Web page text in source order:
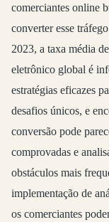
comerciantes online
converter esse
2023, a taxa média
eletrônico global é
estratégias eficazes
desafios únicos, e
conversão pode
comprovadas e
obstáculos mais
implementação de
os comerciantes